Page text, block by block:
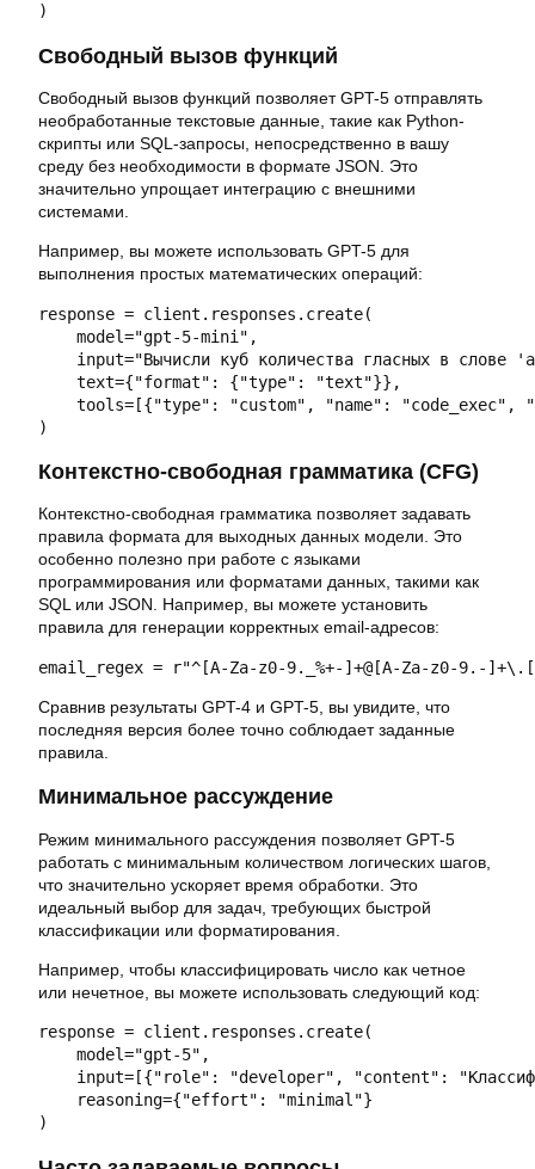
)
Свободный вызов функций
Свободный вызов функций позволяет GPT-5 отправлять
необработанные текстовые данные, такие как Python-
скрипты или SQL-запросы, непосредственно в вашу
среду без необходимости в формате JSON. Это
значительно упрощает интеграцию с внешними
системами.
Например, вы можете использовать GPT-5 для
выполнения простых математических операций:
response = client.responses.create(
    model="gpt-5-mini",
input="Вычисли куб количества гласных в слове
    text={"format": {"type": "text"}},
tools=[{"type": "custom", "name": "code_exec",
)
Контекстно-свободная грамматика (CFG)
Контекстно-свободная грамматика позволяет задавать
правила формата для выходных данных модели. Это
особенно полезно при работе с языками
программирования или форматами данных, такими как
SQL или JSON. Например, вы можете установить
правила для генерации корректных email-адресов:
email_regex = r"^[A-Za-z0-9._%+-]+@[A-Za-z0-9.-
Сравнив результаты GPT-4 и GPT-5, вы увидите, что
последняя версия более точно соблюдает заданные
правила.
Минимальное рассуждение
Режим минимального рассуждения позволяет GPT-5
работать с минимальным количеством логических шагов,
что значительно ускоряет время обработки. Это
идеальный выбор для задач, требующих быстрой
классификации или форматирования.
Например, чтобы классифицировать число как четное
или нечетное, вы можете использовать следующий код:
response = client.responses.create(
    model="gpt-5",
input=[{"role": "developer", "content":
    reasoning={"effort": "minimal"}
)